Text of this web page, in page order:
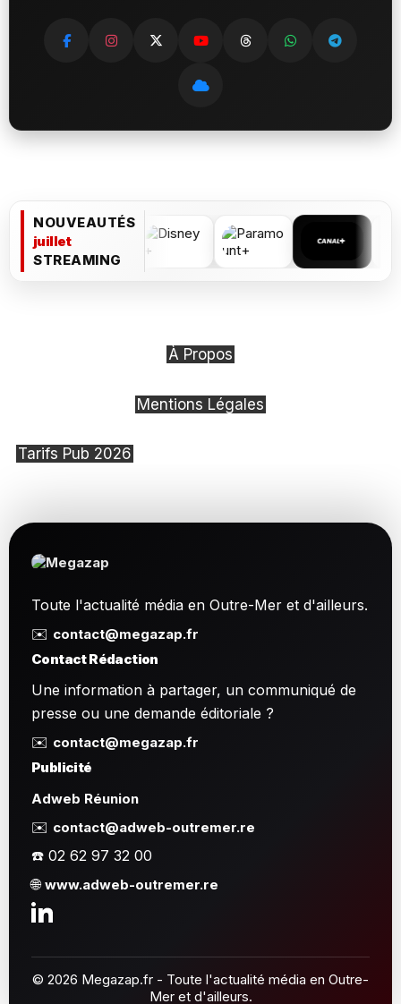
NOUVEAUTÉS
juillet
STREAMING
À Propos
Mentions Légales
Tarifs Pub 2026
Toute l'actualité média en Outre-Mer et d'ailleurs.
✉️ contact@megazap.fr
Contact Rédaction
Une information à partager, un communiqué de
presse ou une demande éditoriale ?
✉️ contact@megazap.fr
Publicité
Adweb Réunion
✉️ contact@adweb-outremer.re
☎️ 02 62 97 32 00
🌐www.adweb-outremer.re
© 2026 Megazap.fr - Toute l'actualité média en Outre-
Mer et d'ailleurs.